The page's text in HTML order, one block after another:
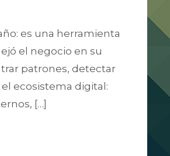
es una herramienta
el negocio en su
patrones, detectar
ecosistema digital:
[…]